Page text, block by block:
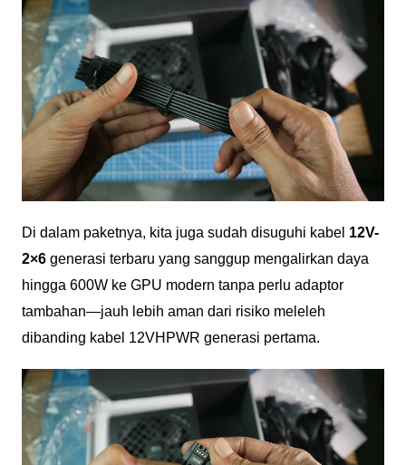
Di dalam paketnya, kita juga sudah disuguhi kabel 12V-
2×6generasi terbaru yang sanggup mengalirkan daya
hingga 600W ke GPU modern tanpa perlu adaptor
tambahan—jauh lebih aman dari risiko meleleh
dibanding kabel 12VHPWR generasi pertama.